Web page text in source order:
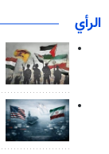
الرأي